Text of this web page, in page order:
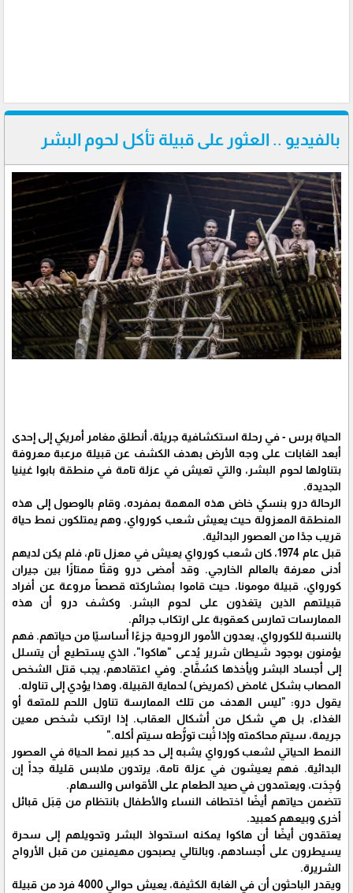
بالفيديو .. العثور على قبيلة تأكل لحوم البشر
الحياة برس - في رحلة استكشافية جريئة، أنطلق مغامر أمريكي إلى إحدى
أبعد الغابات على وجه الأرض بهدف الكشف عن قبيلة مرعبة معروفة
بتناولها لحوم البشر، والتي تعيش في عزلة تامة في منطقة بابوا غينيا
الجديدة.
الرحالة درو بنسكي خاض هذه المهمة بمفرده، وقام بالوصول إلى هذه
المنطقة المعزولة حيث يعيش شعب كورواي، وهم يمتلكون نمط حياة
قريب جدًا من العصور البدائية.
قبل عام 1974، كان شعب كورواي يعيش في معزل تام، فلم يكن لديهم
أدنى معرفة بالعالم الخارجي. وقد أمضى درو وقتًا ممتازًا بين جيران
كورواي، قبيلة مومونا، حيث قاموا بمشاركته قصصاً مروعة عن أفراد
قبيلتهم الذين يتغذون على لحوم البشر. وكشف درو أن هذه
الممارسات تمارس كعقوبة على ارتكاب جرائم.
بالنسبة للكورواي، يعدون الأمور الروحية جزءًا أساسيًا من حياتهم. فهم
يؤمنون بوجود شيطان شرير يُدعى "هاكوا"، الذي يستطيع أن يتسلل
إلى أجساد البشر ويأخذها كسُفَّاح. وفي اعتقادهم، يجب قتل الشخص
المصاب بشكل غامض (كمريض) لحماية القبيلة، وهذا يؤدي إلى تناوله.
يقول درو: "ليس الهدف من تلك الممارسة تناول اللحم للمتعة أو
الغذاء، بل هي شكل من أشكال العقاب. إذا ارتكب شخص معين
جريمة، سيتم محاكمته وإذا ثُبت تورُّطه سيتم أكله."
النمط الحياتي لشعب كورواي يشبه إلى حد كبير نمط الحياة في العصور
البدائية. فهم يعيشون في عزلة تامة، يرتدون ملابس قليلة جداً إن
وُجِدَت، ويعتمدون في صيد الطعام على الأقواس والسهام.
تتضمن حياتهم أيضًا اختطاف النساء والأطفال بانتظام من قِبَل قبائل
أخرى وبيعهم كعبيد.
يعتقدون أيضًا أن هاكوا يمكنه استحواذ البشر وتحويلهم إلى سحرة
يسيطرون على أجسادهم، وبالتالي يصبحون مهيمنين من قبل الأرواح
الشريرة.
ويقدر الباحثون أن في الغابة الكثيفة، يعيش حوالي 4000 فرد من قبيلة